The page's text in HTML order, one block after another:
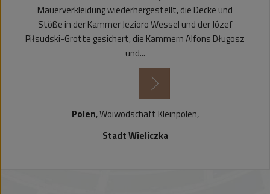
Mauerverkleidung wiederhergestellt, die Decke und
Stöße in der Kammer Jezioro Wessel und der Józef
Piłsudski-Grotte gesichert, die Kammern Alfons Długosz
und...
Sehen Sie mehr
Polen, Woiwodschaft Kleinpolen,
Stadt Wieliczka